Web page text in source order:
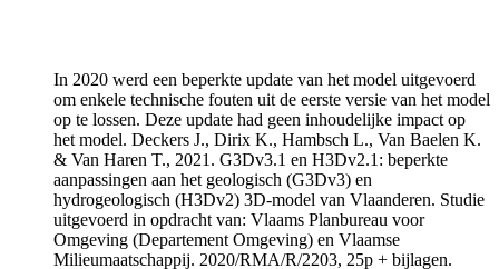
In 2020 werd een beperkte update van het model uitgevoerd
om enkele technische fouten uit de eerste versie van het model
op te lossen. Deze update had geen inhoudelijke impact op
het model. Deckers J., Dirix K., Hambsch L., Van Baelen K.
& Van Haren T., 2021. G3Dv3.1 en H3Dv2.1: beperkte
aanpassingen aan het geologisch (G3Dv3) en
hydrogeologisch (H3Dv2) 3D-model van Vlaanderen. Studie
uitgevoerd in opdracht van: Vlaams Planbureau voor
Omgeving (Departement Omgeving) en Vlaamse
Milieumaatschappij. 2020/RMA/R/2203, 25p + bijlagen.